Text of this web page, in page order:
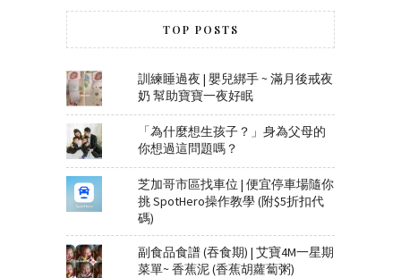
TOP POSTS
訓練睡過夜 | 嬰兒綁手 ~ 滿月後戒夜
奶 幫助寶寶一夜好眠
「為什麼想生孩子？」身為父母的
你想過這問題嗎？
芝加哥市區找車位 | 便宜停車場隨你
挑 SpotHero操作教學 (附$5折扣代
碼)
副食品食譜 (吞食期) | 艾寶4M一星期
菜單~ 香蕉泥 (香蕉胡蘿蔔粥)